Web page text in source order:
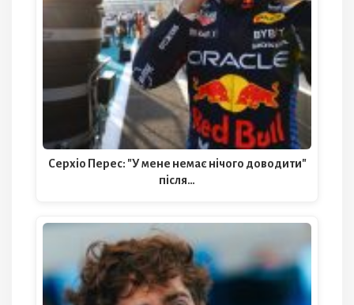
Серхіо Перес: "У мене немає нічого доводити"
після…